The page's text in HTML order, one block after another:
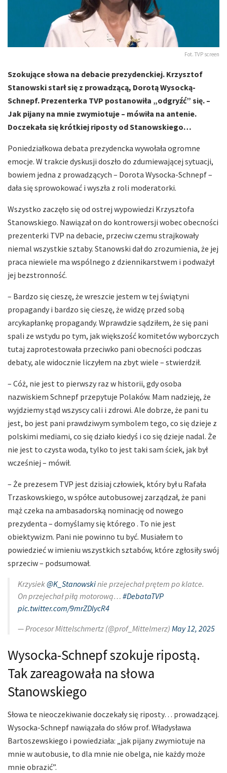
Fot. TVP screen
Szokujące słowa na debacie prezydenckiej. Krzysztof
Stanowski starł się z prowadzącą, Dorotą Wysocką-
Schnepf. Prezenterka TVP postanowiła „odgryźć” się. –
Jak pijany na mnie zwymiotuje – mówiła na antenie.
Doczekała się krótkiej riposty od Stanowskiego…
Poniedziałkowa debata prezydencka wywołała ogromne
emocje. W trakcie dyskusji doszło do zdumiewającej sytuacji,
bowiem jedna z prowadzących – Dorota Wysocka-Schnepf –
dała się sprowokować i wyszła z roli moderatorki.
Wszystko zaczęło się od ostrej wypowiedzi Krzysztofa
Stanowskiego. Nawiązał on do kontrowersji wobec obecności
prezenterki TVP na debacie, przeciw czemu strajkowały
niemal wszystkie sztaby. Stanowski dał do zrozumienia, że jej
praca niewiele ma wspólnego z dziennikarstwem i podważył
jej bezstronność.
– Bardzo się cieszę, że wreszcie jestem w tej świątyni
propagandy i bardzo się cieszę, że widzę przed sobą
arcykapłankę propagandy. Wprawdzie sądziłem, że się pani
spali ze wstydu po tym, jak większość komitetów wyborczych
tutaj zaprotestowała przeciwko pani obecności podczas
debaty, ale widocznie liczyłem na zbyt wiele – stwierdził.
– Cóż, nie jest to pierwszy raz w historii, gdy osoba
nazwiskiem Schnepf przepytuje Polaków. Mam nadzieję, że
wyjdziemy stąd wszyscy cali i zdrowi. Ale dobrze, że pani tu
jest, bo jest pani prawdziwym symbolem tego, co się dzieje z
polskimi mediami, co się działo kiedyś i co się dzieje nadal. Że
nie jest to czysta woda, tylko to jest taki sam ściek, jak był
wcześniej – mówił.
– Że prezesem TVP jest dzisiaj człowiek, który był u Rafała
Trzaskowskiego, w spółce autobusowej zarządzał, że pani
mąż czeka na ambasadorską nominację od nowego
prezydenta – domyślamy się którego . To nie jest
obiektywizm. Pani nie powinno tu być. Musiałem to
powiedzieć w imieniu wszystkich sztabów, które zgłosiły swój
sprzeciw – podsumował.
Krzysiek@K_Stanowskinie przejechał prętem po klatce.
On przejechał piłą motorową… #DebataTVP
pic.twitter.com/9mrZDIycR4
— Procesor Mittelschmertz (@prof_Mittelmerz) May 12, 2025
Wysocka-Schnepf szokuje ripostą.
Tak zareagowała na słowa
Stanowskiego
Słowa te nieoczekiwanie doczekały się riposty… prowadzącej.
Wysocka-Schnepf nawiązała do słów prof. Władysława
Bartoszewskiego i powiedziała: „jak pijany zwymiotuje na
mnie w autobusie, to dla mnie nie obelga, nie każdy może
mnie obrazić”.